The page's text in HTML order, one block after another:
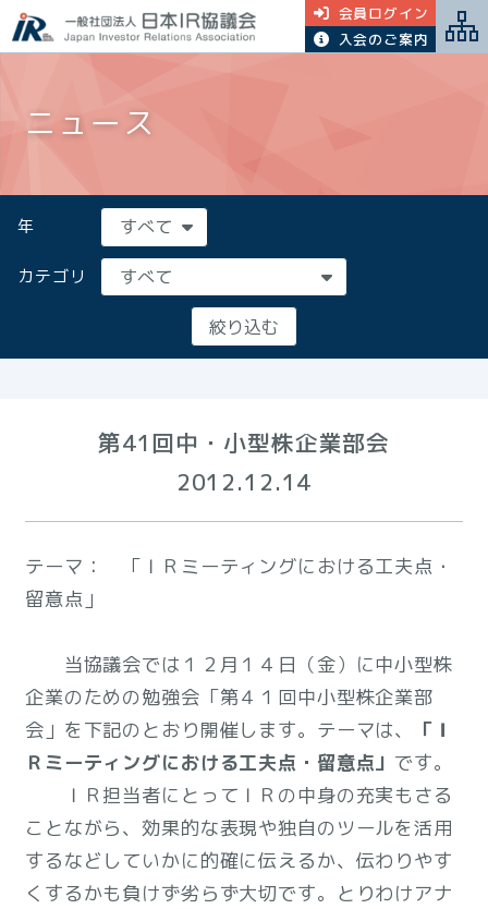
会員ログイン
入会のご案内
ニュース
年
カテゴリ
第41回中・小型株企業部会
2012.12.14
テーマ： 「ＩＲミーティングにおける工夫点・
留意点」
当協議会では１２月１４日（金）に中小型株
企業のための勉強会「第４１回中小型株企業部
会」を下記のとおり開催します。テーマは、
「Ｉ
Ｒミーティングにおける工夫点・留意点」 です。
ＩＲ担当者にとってＩＲの中身の充実もさる
ことながら、効果的な表現や独自のツールを活用
するなどしていかに的確に伝えるか、伝わりやす
くするかも負けず劣らず大切です。とりわけアナ